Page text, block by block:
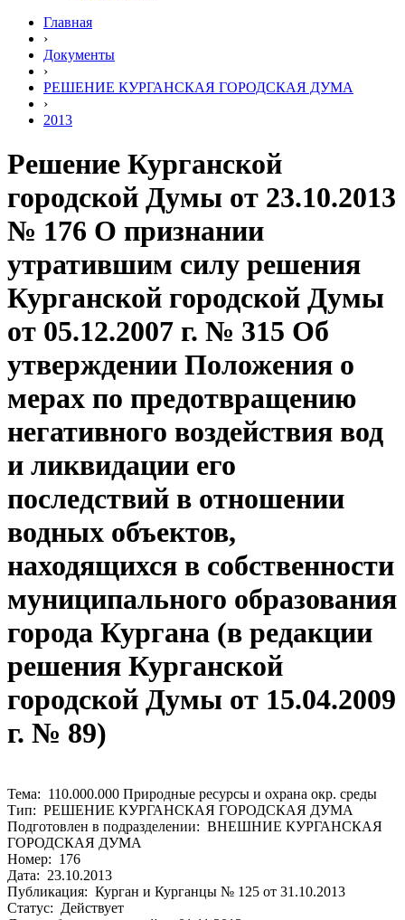
Главная
›
Документы
›
РЕШЕНИЕ КУРГАНСКАЯ ГОРОДСКАЯ ДУМА
›
2013
Решение Курганской
городской Думы от 23.10.2013
№ 176 О признании
утратившим силу решения
Курганской городской Думы
от 05.12.2007 г. № 315 Об
утверждении Положения о
мерах по предотвращению
негативного воздействия вод
и ликвидации его
последствий в отношении
водных объектов,
находящихся в собственности
муниципального образования
города Кургана (в редакции
решения Курганской
городской Думы от 15.04.2009
г. № 89)
Тема: 110.000.000 Природные ресурсы и охрана окр. среды
Тип: РЕШЕНИЕ КУРГАНСКАЯ ГОРОДСКАЯ ДУМА
Подготовлен в подразделении: ВНЕШНИЕ КУРГАНСКАЯ
ГОРОДСКАЯ ДУМА
Номер: 176
Дата: 23.10.2013
Публикация: Курган и Курганцы № 125 от 31.10.2013
Статус: Действует